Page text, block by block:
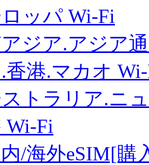
ッパ Wi-Fi
ジア.アジア
香港.マカオ
トラリア.ニ
Wi-Fi
/海外eSIM[購